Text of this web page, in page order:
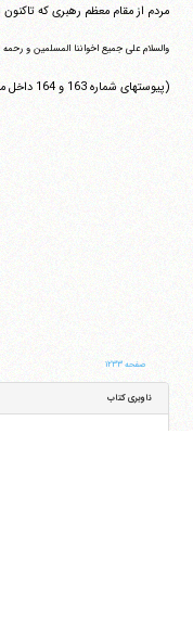
مردم از مقام معظم رهبری که
والسلام علی جمیع اخواننا المسلمین و رحمه
(پیوستهای شماره 163 و 164 داخل متن کتاب آمده است)
صفحه ۱۲۳۳
ناوبری کتاب